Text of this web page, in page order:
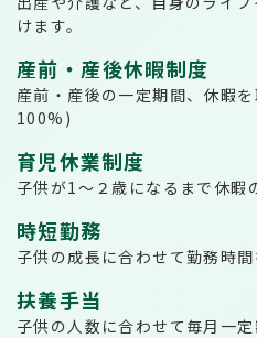
けます。
産前・産後休暇制度
産前・産後の一定期間、休暇
100%)
育児休業制度
子供が1～２歳になるまで休暇
時短勤務
子供の成長に合わせて勤務時
扶養手当
子供の人数に合わせて毎月一定